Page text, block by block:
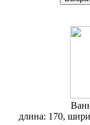
длина: 170,